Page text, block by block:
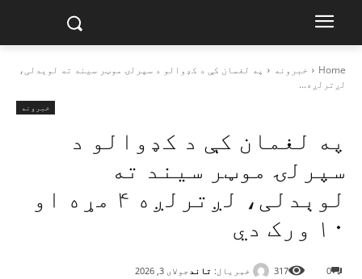
Home خبرونه
په لغمان کې د کډوالو د سپرلۍ موټر سیند ته لوېدلی،
لږترلږه...
خبرونه
په لغمان کې د کډوالو د
سپرلۍ موټر سیند ته
لوېدلی، لږترلږه ۴ مړه او
۱۰ ورک دي
خبریال: تاند جولای 3, 2026 0
317